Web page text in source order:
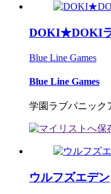
DOKI★DOKI
Blue Line Games
Blue Line Games
学園ラブパニック
ウルフズエデン